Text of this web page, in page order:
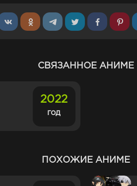
СВЯЗАННОЕ АНИМЕ
2022
год
ПОХОЖИЕ АНИМЕ